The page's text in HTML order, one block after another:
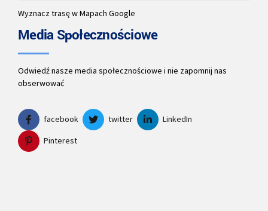
Wyznacz trasę w Mapach Google
Media Społecznościowe
Odwiedź nasze media społecznościowe i nie zapomnij nas
obserwować
facebook twitter
LinkedIn
Pinterest